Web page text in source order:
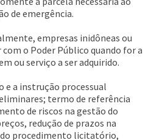
de emergência.
empresas inidôneas ou
o Poder Público quando for a
ou serviço a ser adquirido.
e a instrução processual
termo de referência
de riscos na gestão do
redução de prazos na
do procedimento licitatório,